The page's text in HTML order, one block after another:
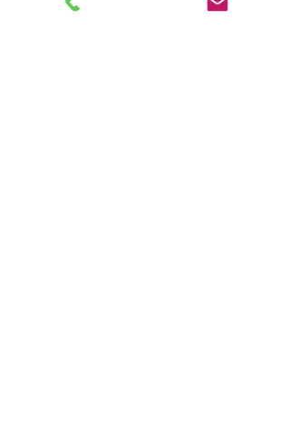
​ （定休日は採卵作業をしていますので